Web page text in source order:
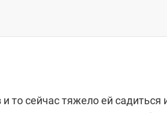
сейчас тяжело ей садиться